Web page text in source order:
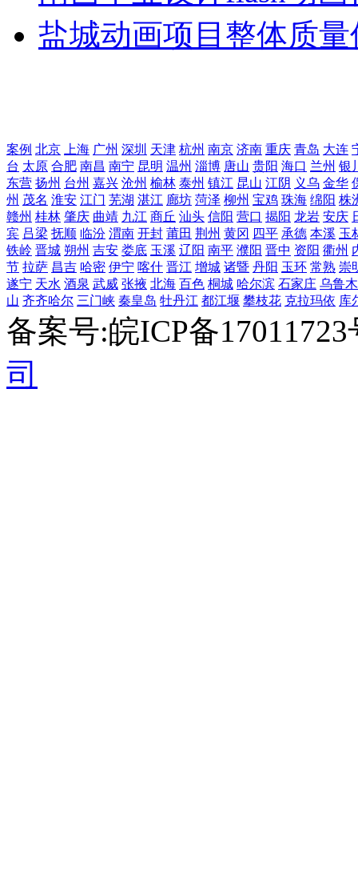
盐城动画项目整体质
案例 北京 上海 广州 深圳 天津 杭州 南京 济南 重庆 青岛 大连
台 太原 合肥 南昌 南宁 昆明 温州 淄博 唐山 贵阳 海口 兰州 银
东营 扬州 台州 嘉兴 沧州 榆林 泰州 镇江 昆山 江阴 义乌 金华
州 茂名 淮安 江门 芜湖 湛江 廊坊 菏泽 柳州 宝鸡 珠海 绵阳 株
赣州 桂林 肇庆 曲靖 九江 商丘 汕头 信阳 营口 揭阳 龙岩 安庆
宾 吕梁 抚顺 临汾 渭南 开封 莆田 荆州 黄冈 四平 承德 本溪 玉
铁岭 晋城 朔州 吉安 娄底 玉溪 辽阳 南平 濮阳 晋中 资阳 衢州
节 拉萨 昌吉 哈密 伊宁 喀什 晋江 增城 诸暨 丹阳 玉环 常熟 崇
遂宁 天水 酒泉 武威 张掖 北海 百色 桐城 哈尔滨 石家庄 乌鲁
山 齐齐哈尔 三门峡 秦皇岛 牡丹江 都江堰 攀枝花 克拉玛依 库
备案号:皖ICP备
司